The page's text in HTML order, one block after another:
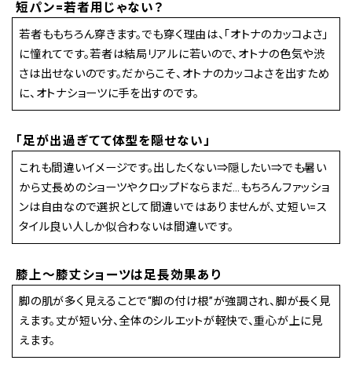
短パン=若者用じゃない？
若者ももちろん穿きます。でも穿く理由は、「オトナのカッコよさ」
に憧れてです。若者は結局リアルに若いので、オトナの色気や渋
さは出せないのです。だからこそ、オトナのカッコよさを出すため
に、オトナショーツに手を出すのです。
「足が出過ぎてて体型を隠せない」
これも間違いイメージです。出したくない⇒隠したい⇒でも暑い
から丈長めのショーツやクロップドならまだ…もちろんファッショ
ンは自由なので選択として間違いではありませんが、丈短い=ス
タイル良い人しか似合わないは間違いです。
膝上〜膝丈ショーツは足長効果あり
脚の肌が多く見えることで“脚の付け根”が強調され、脚が長く見
えます。丈が短い分、全体のシルエットが軽快で、重心が上に見
えます。